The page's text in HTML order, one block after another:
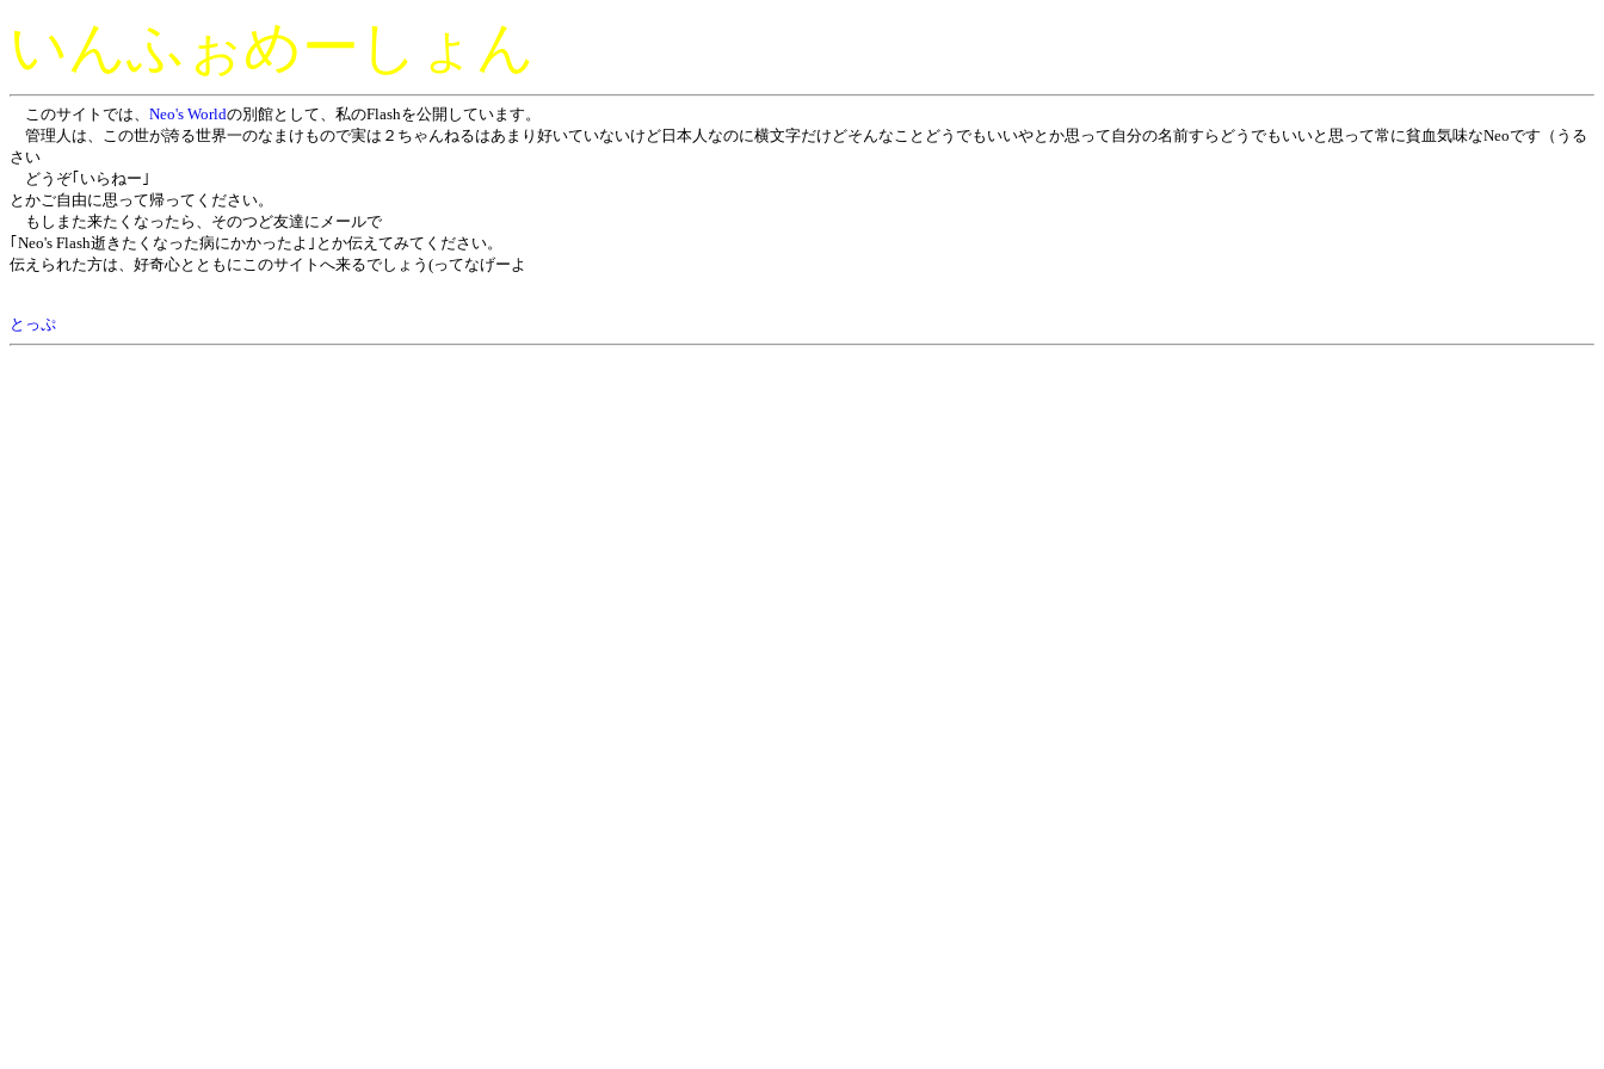
いんふぉめーしょん
このサイトでは、 Neo's Worldの別館として、私のFlashを公開しています。
管理人は、この世が誇る世界一のなまけもので実は２ちゃんねるはあまり好いていないけど日本人なのに横文字だけどそんなことどうでもいいやとか思って自分の名前すらどうでもいいと思って常に貧血気味なNeoです（うる
さい
どうぞ｢いらねー｣
とかご自由に思って帰ってください。
もしまた来たくなったら、そのつど友達にメールで
｢Neo's Flash逝きたくなった病にかかったよ｣とか伝えてみてください。
伝えられた方は、好奇心とともにこのサイトへ来るでしょう(ってなげーよ
とっぷ